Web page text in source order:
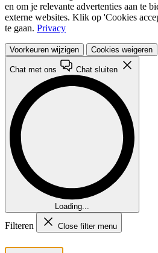
en om je relevante advertenties aan te
externe websites. Klik op 'Cookies
te gaan. Privacy
Voorkeuren wijzigen Cookies weigeren
Chat met ons Chat sluiten
Loading...
Filteren Close filter menu